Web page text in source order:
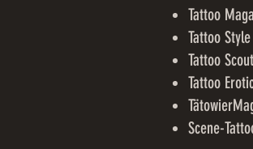
Tattoo
Tattoo
Tattoo
Tattoo
Scene-